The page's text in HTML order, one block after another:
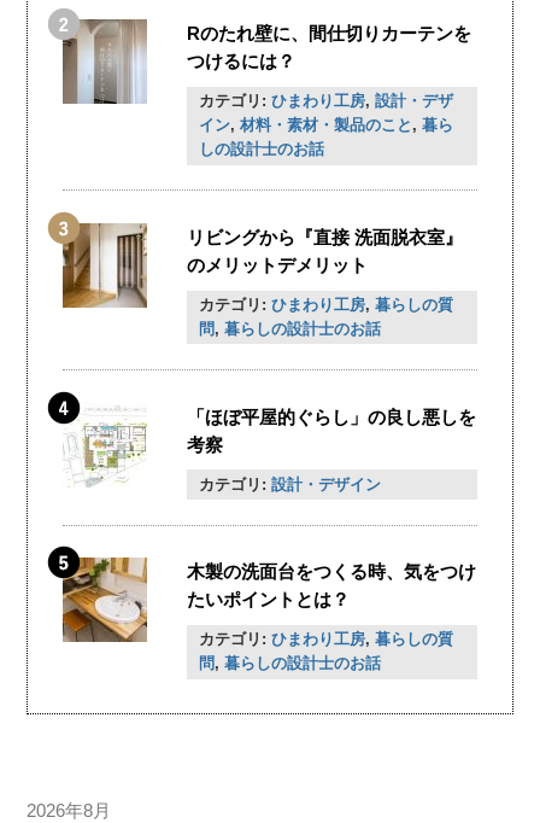
Rのたれ壁に、間仕切りカーテンを
つけるには？
カテゴリ: ひまわり工房, 設計・デザ
イン, 材料・素材・製品のこと , 暮ら
しの設計士のお話
リビングから『直接 洗面脱衣室』
のメリットデメリット
カテゴリ: ひまわり工房, 暮らしの質
問, 暮らしの設計士のお話
「ほぼ平屋的ぐらし」の良し悪しを
考察
カテゴリ: 設計・デザイン
木製の洗面台をつくる時、気をつけ
たいポイントとは？
カテゴリ: ひまわり工房, 暮らしの質
問, 暮らしの設計士のお話
2026年8月